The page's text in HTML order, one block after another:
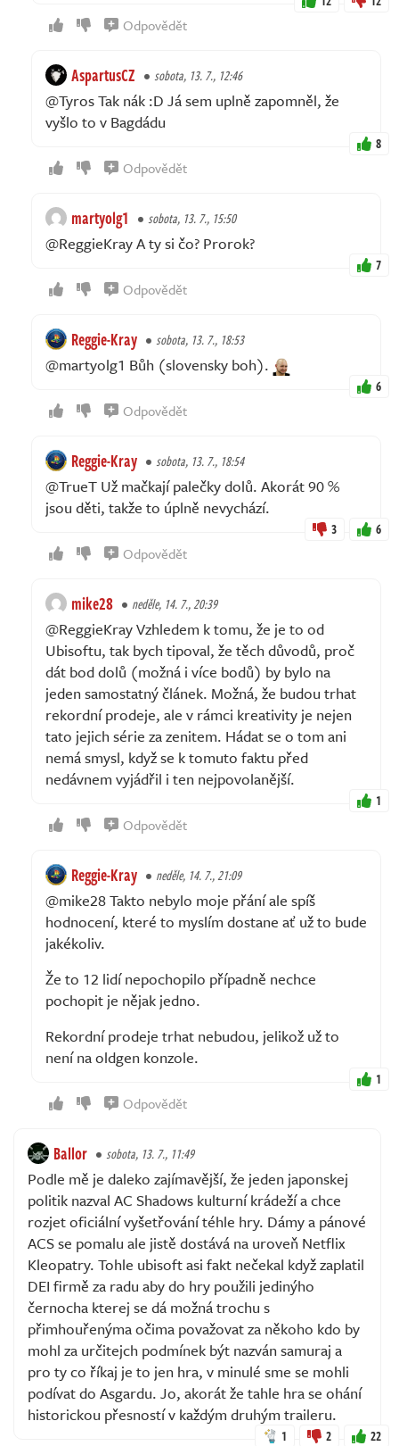
Odpovědět
AspartusCZ sobota, 13. 7., 12:46
@Tyros Tak nák :D Já sem uplně zapomněl, že
vyšlo to v Bagdádu
8
Odpovědět
martyolg1 sobota, 13. 7., 15:50
@ReggieKray A ty si čo? Prorok?
7
Odpovědět
Reggie-Kray sobota, 13. 7., 18:53
@martyolg1 Bůh (slovensky boh).
6
Odpovědět
Reggie-Kray sobota, 13. 7., 18:54
@TrueT Už mačkají palečky dolů. Akorát 90 %
jsou děti, takže to úplně nevychází.
3 6
Odpovědět
mike28 neděle, 14. 7., 20:39
@ReggieKray Vzhledem k tomu, že je to od
Ubisoftu, tak bych tipoval, že těch důvodů, proč
dát bod dolů (možná i více bodů) by bylo na
jeden samostatný článek. Možná, že budou trhat
rekordní prodeje, ale v rámci kreativity je nejen
tato jejich série za zenitem. Hádat se o tom ani
nemá smysl, když se k tomuto faktu před
nedávnem vyjádřil i ten nejpovolanější.
1
Odpovědět
Reggie-Kray neděle, 14. 7., 21:09
@mike28 Takto nebylo moje přání ale spíš
hodnocení, které to myslím dostane ať už to bude
jakékoliv.
Že to 12 lidí nepochopilo případně nechce
pochopit je nějak jedno.
Rekordní prodeje trhat nebudou, jelikož už to
není na oldgen konzole.
1
Odpovědět
Ballor sobota, 13. 7., 11:49
Podle mě je daleko zajímavější, že jeden japonskej
politik nazval AC Shadows kulturní krádeží a chce
rozjet oficiální vyšetřování téhle hry. Dámy a pánové
ACS se pomalu ale jistě dostává na uroveň Netflix
Kleopatry. Tohle ubisoft asi fakt nečekal když zaplatil
DEI firmě za radu aby do hry použili jedinýho
černocha kterej se dá možná trochu s
přimhouřenýma očima považovat za někoho kdo by
mohl za určitejch podmínek být nazván samuraj a
pro ty co říkaj je to jen hra, v minulé sme se mohli
podívat do Asgardu. Jo, akorát že tahle hra se ohání
historickou přesností v každým druhým traileru.
1 2 22